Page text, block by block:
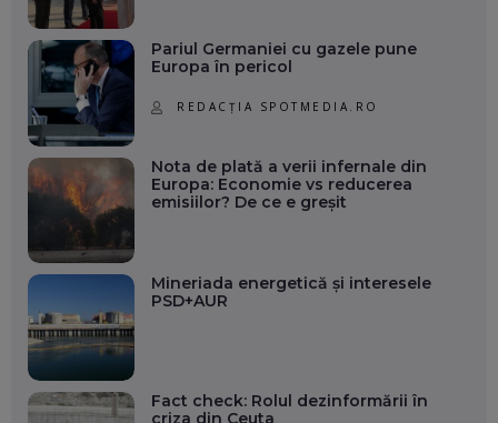
Pariul Germaniei cu gazele pune
Europa în pericol
REDACȚIA SPOTMEDIA.RO
Nota de plată a verii infernale din
Europa: Economie vs reducerea
emisiilor? De ce e greșit
Mineriada energetică și interesele
PSD+AUR
Fact check: Rolul dezinformării în
criza din Ceuta